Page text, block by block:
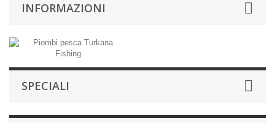
INFORMAZIONI
SPECIALI